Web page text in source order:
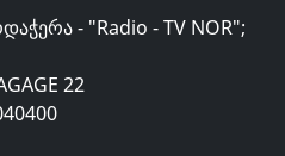
- "Radio - TV NOR";
22